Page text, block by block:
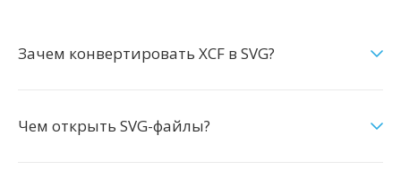
Зачем конвертировать XCF в SVG?
Чем открыть SVG-файлы?